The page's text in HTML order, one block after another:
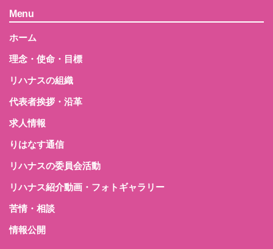
Menu
ホーム
理念・使命・目標
リハナスの組織
代表者挨拶・沿革
求人情報
りはなす通信
リハナスの委員会活動
リハナス紹介動画・フォトギャラリー
苦情・相談
情報公開